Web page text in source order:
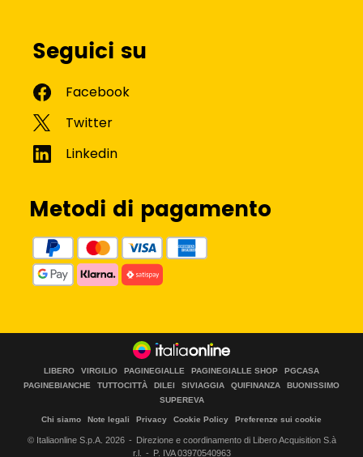
Seguici su
Metodi di pagamento
LIBERO VIRGILIO PAGINEGIALLE PAGINEGIALLE SHOP
PGCASA
PAGINEBIANCHE
TUTTOCITTÀ DILEI SIVIAGGIA QUIFINANZA
BUONISSIMO
SUPEREVA
Chi siamo Note legali Privacy Cookie Policy Preferenze sui cookie
© Italiaonline S.p.A. 2026
Direzione e coordinamento di Libero Acquisition S.à
r.l.
P. IVA 03970540963